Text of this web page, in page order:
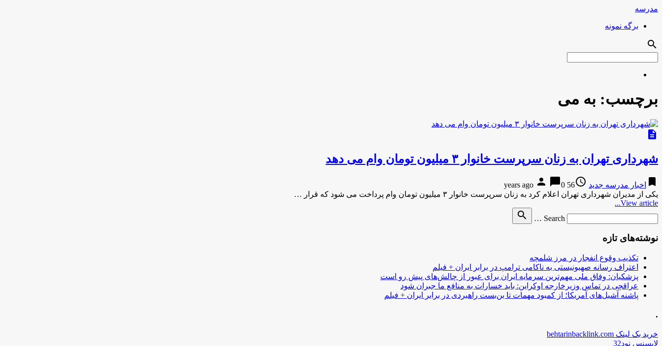
مدرسه
برگه نمونه
search
برچسب: به می
description
شهرداری تهران به زنان سرپرست خانوار ۳ میلیون تومان وام می دهد
bookmark اخبار مدرسه جدید access_time
56 years ago
person chat_bubble0
یکی از مدیران شهرداری تهران اعلام کرد به زنان سرپرست خانوار ۳ میلیون تومان وام پرداخت می شود که قرار …
View article...
Search …
search
نوشته‌های تازه
تکذیب وقوع انفجار در مرز شلمچه
اعتراف رسانه صهیونیستی به ناکامی ترامپ در برابر ایران + فیلم
پزشکیان: وفاق ملی مهم‌ترین سرمایه ایران برای عبور از چالش‌های پیش رو است
عراقچی در تماس وزیرخارجه اوکراین: باید خسارات به منافع ما جبران شود
پاشنه آشیل‌های آمریکا؛ از کمبود مهمات تا بن‌بست راهبردی در برابر ایران + فیلم
.
خرید بک لینک behtarinbacklink.com
لایسنس نود32